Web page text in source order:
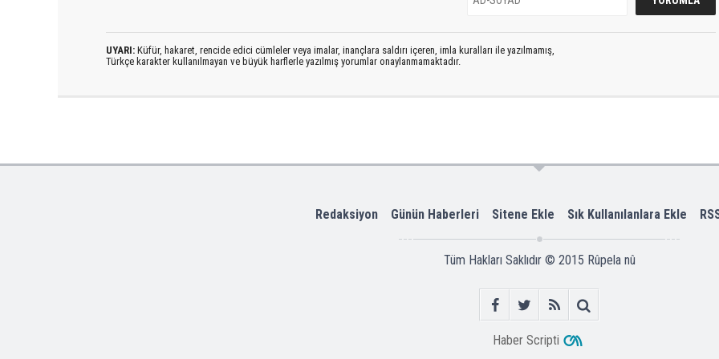
UYARI: Küfür, hakaret, rencide edici cümleler veya imalar, inançlara saldırı içeren, imla kuralları ile yazılmamış,
Türkçe karakter kullanılmayan ve büyük harflerle yazılmış yorumlar onaylanmamaktadır.
Redaksiyon Günün Haberleri Sitene Ekle Sık Kullanılanlara Ekle
Tüm Hakları Saklıdır © 2015 Rûpela nû
Haber Scripti